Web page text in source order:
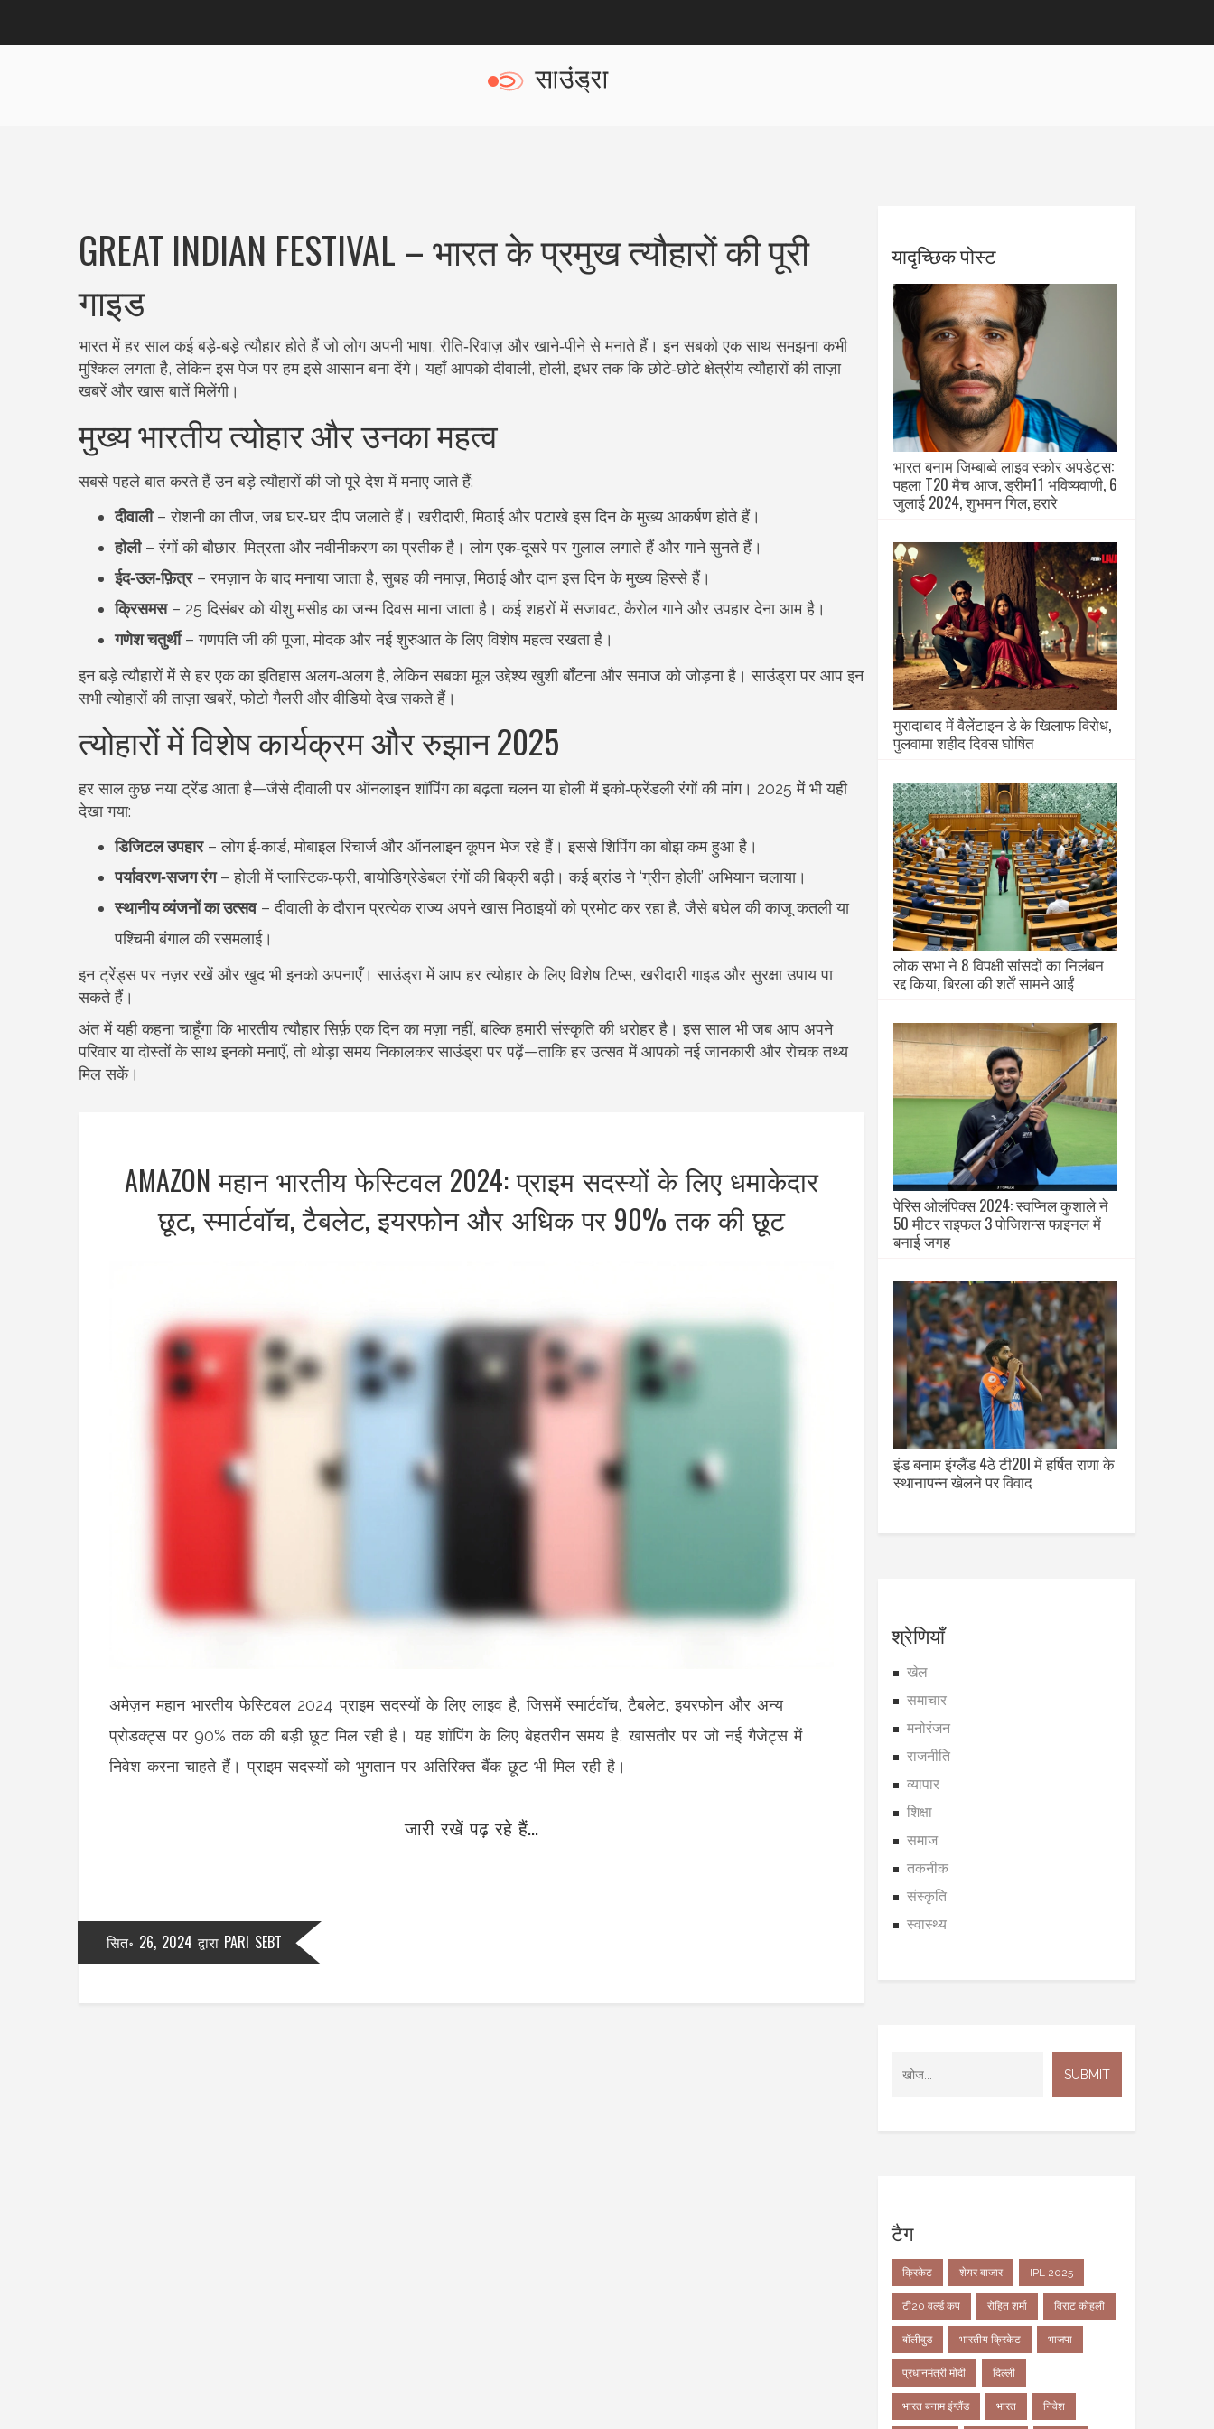
GREAT INDIAN FESTIVAL – भारत के प्रमुख त्यौहारों की पूरी
गाइड
भारत में हर साल कई बड़े‑बड़े त्यौहार होते हैं जो लोग अपनी भाषा, रीति‑रिवाज़ और खाने‑पीने से मनाते हैं। इन सबको एक साथ समझना कभी
मुश्किल लगता है, लेकिन इस पेज पर हम इसे आसान बना देंगे। यहाँ आपको दीवाली, होली, इधर तक कि छोटे‑छोटे क्षेत्रीय त्यौहारों की ताज़ा
खबरें और खास बातें मिलेंगी।
मुख्य भारतीय त्योहार और उनका महत्व
सबसे पहले बात करते हैं उन बड़े त्यौहारों की जो पूरे देश में मनाए जाते हैं:
दीवाली– रोशनी का तीज, जब घर‑घर दीप जलाते हैं। खरीदारी, मिठाई और पटाखे इस दिन के मुख्य आकर्षण होते हैं।
होली– रंगों की बौछार, मित्रता और नवीनीकरण का प्रतीक है। लोग एक‑दूसरे पर गुलाल लगाते हैं और गाने सुनते हैं।
ईद‑उल‑फ़ित्र– रमज़ान के बाद मनाया जाता है, सुबह की नमाज़, मिठाई और दान इस दिन के मुख्य हिस्से हैं।
क्रिसमस– 25 दिसंबर को यीशु मसीह का जन्म दिवस माना जाता है। कई शहरों में सजावट, कैरोल गाने और उपहार देना आम है।
गणेश चतुर्थी– गणपति जी की पूजा, मोदक और नई शुरुआत के लिए विशेष महत्व रखता है।
इन बड़े त्यौहारों में से हर एक का इतिहास अलग‑अलग है, लेकिन सबका मूल उद्देश्य खुशी बाँटना और समाज को जोड़ना है। साउंड्रा पर आप इन
सभी त्योहारों की ताज़ा खबरें, फोटो गैलरी और वीडियो देख सकते हैं।
त्योहारों में विशेष कार्यक्रम और रुझान 2025
हर साल कुछ नया ट्रेंड आता है—जैसे दीवाली पर ऑनलाइन शॉपिंग का बढ़ता चलन या होली में इको‑फ्रेंडली रंगों की मांग। 2025 में भी यही
देखा गया:
डिजिटल उपहार– लोग ई‑कार्ड, मोबाइल रिचार्ज और ऑनलाइन कूपन भेज रहे हैं। इससे शिपिंग का बोझ कम हुआ है।
पर्यावरण‑सजग रंग– होली में प्लास्टिक‑फ्री, बायोडिग्रेडेबल रंगों की बिक्री बढ़ी। कई ब्रांड ने ‘ग्रीन होली’ अभियान चलाया।
स्थानीय व्यंजनों का उत्सव– दीवाली के दौरान प्रत्येक राज्य अपने खास मिठाइयों को प्रमोट कर रहा है, जैसे बघेल की काजू कतली या
पश्चिमी बंगाल की रसमलाई।
इन ट्रेंड्स पर नज़र रखें और खुद भी इनको अपनाएँ। साउंड्रा में आप हर त्योहार के लिए विशेष टिप्स, खरीदारी गाइड और सुरक्षा उपाय पा
सकते हैं।
अंत में यही कहना चाहूँगा कि भारतीय त्यौहार सिर्फ़ एक दिन का मज़ा नहीं, बल्कि हमारी संस्कृति की धरोहर है। इस साल भी जब आप अपने
परिवार या दोस्तों के साथ इनको मनाएँ, तो थोड़ा समय निकालकर साउंड्रा पर पढ़ें—ताकि हर उत्सव में आपको नई जानकारी और रोचक तथ्य
मिल सकें।
AMAZON महान भारतीय फेस्टिवल 2024: प्राइम सदस्यों के लिए धमाकेदार
छूट, स्मार्टवॉच, टैबलेट, इयरफोन और अधिक पर 90% तक की छूट
अमेज़न महान भारतीय फेस्टिवल 2024 प्राइम सदस्यों के लिए लाइव है, जिसमें स्मार्टवॉच, टैबलेट, इयरफोन और अन्य
प्रोडक्ट्स पर 90% तक की बड़ी छूट मिल रही है। यह शॉपिंग के लिए बेहतरीन समय है, खासतौर पर जो नई गैजेट्स में
निवेश करना चाहते हैं। प्राइम सदस्यों को भुगतान पर अतिरिक्त बैंक छूट भी मिल रही है।
जारी रखें पढ़ रहे हैं...
सित॰ 26, 2024 द्वारा PARI SEBT
यादृच्छिक पोस्ट
भारत बनाम जिम्बाब्वे लाइव स्कोर अपडेट्स:
पहला T20 मैच आज, ड्रीम11 भविष्यवाणी, 6
जुलाई 2024, शुभमन गिल, हरारे
मुरादाबाद में वैलेंटाइन डे के खिलाफ विरोध,
पुलवामा शहीद दिवस घोषित
लोक सभा ने 8 विपक्षी सांसदों का निलंबन
रद्द किया, बिरला की शर्तें सामने आईं
पेरिस ओलंपिक्स 2024: स्वप्निल कुशाले ने
50 मीटर राइफल 3 पोजिशन्स फाइनल में
बनाई जगह
इंड बनाम इंग्लैंड 4ठे टी20I में हर्षित राणा के
स्थानापन्न खेलने पर विवाद
श्रेणियाँ
खेल
समाचार
मनोरंजन
राजनीति
व्यापार
शिक्षा
समाज
तकनीक
संस्कृति
स्वास्थ्य
टैग
क्रिकेट शेयर बाजार IPL 2025
टी20 वर्ल्ड कप रोहित शर्मा विराट कोहली
बॉलीवुड भारतीय क्रिकेट भाजपा
प्रधानमंत्री मोदी दिल्ली
भारत बनाम इंग्लैंड भारत निवेश